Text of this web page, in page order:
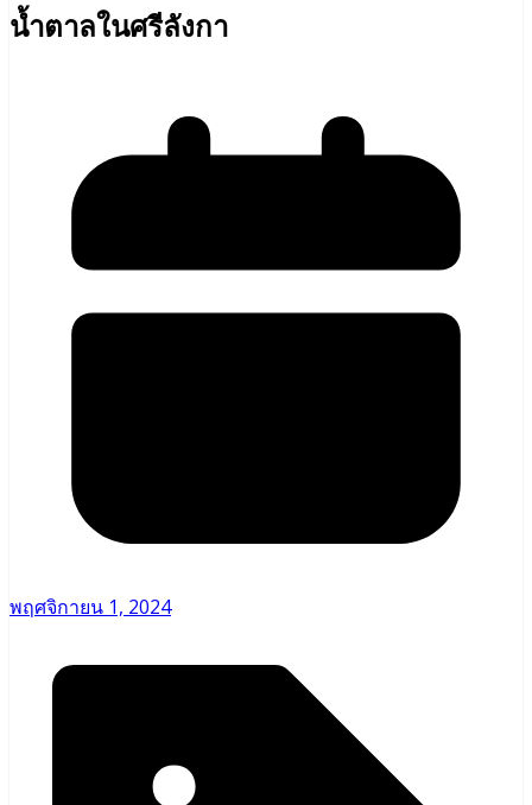
น้ำตาลในศรีลังกา
พฤศจิกายน 1, 2024